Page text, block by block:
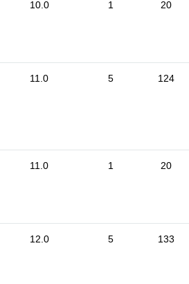
10.0 1 20
11.0 5 124
11.0 1 20
12.0 5 133